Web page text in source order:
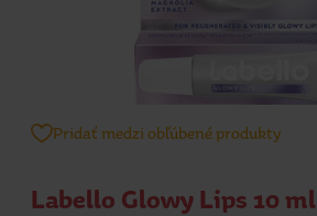
Pridať medzi obľúbené produkty
Labello Glowy Lips 10 ml